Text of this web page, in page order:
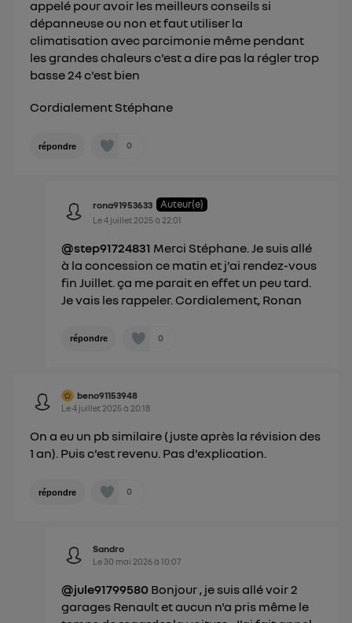
appelé pour avoir les meilleurs conseils si
dépanneuse ou non et faut utiliser la
climatisation avec parcimonie même pendant
les grandes chaleurs c'est a dire pas la régler trop
basse 24 c'est bien
Cordialement Stéphane
répondre 0
rona91953633 Auteur(e)
Le4 juillet 2025à 22:01
@step91724831 Merci Stéphane. Je suis allé
à la concession ce matin et j'ai rendez-vous
fin Juillet. ça me parait en effet un peu tard.
Je vais les rappeler. Cordialement, Ronan
répondre 0
beno91153948
Le4 juillet 2025à 20:18
On a eu un pb similaire (juste après la révision des
1 an). Puis c'est revenu. Pas d'explication.
répondre 0
Sandro
Le 30 mai 2026à10:07
@jule91799580 Bonjour , je suis allé voir 2
garages Renault et aucun n'a pris même le